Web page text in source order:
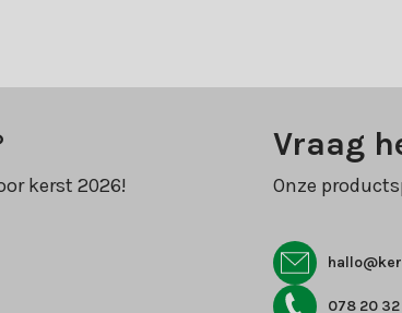
kerst 2026!
Vraag
Onze
078 20